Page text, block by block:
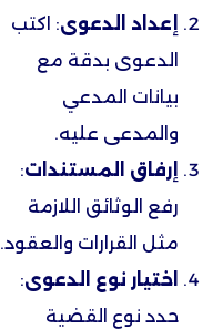
إعداد الدعوى: اكتب
الدعوى بدقة مع
بيانات المدعي
والمدعى عليه.
إرفاق المستندات:
رفع الوثائق اللازمة
مثل القرارات والعقود.
اختيار نوع الدعوى:
حدد نوع القضية